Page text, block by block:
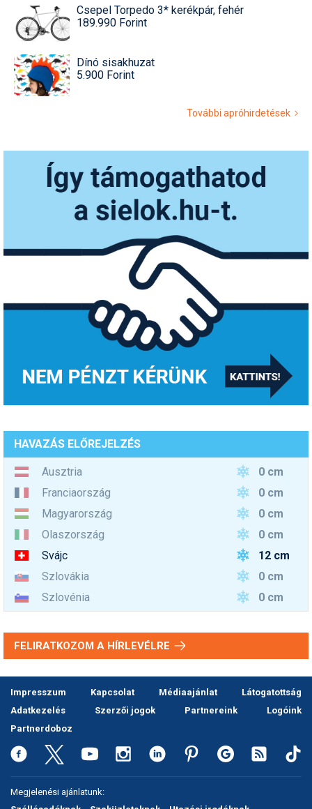
Csepel Torpedo 3* kerékpár, fehér
189.990 Forint
Dínó sisakhuzat
5.900 Forint
További apróhirdetések
HAVAZÁS ELŐREJELZÉS
Ausztria
0 cm
Franciaország
0 cm
Magyarország
0 cm
Olaszország
0 cm
Svájc
12 cm
Szlovákia
0 cm
Szlovénia
0 cm
FELIRATKOZOM A HÍRLEVÉLRE
Impresszum Kapcsolat Médiaajánlat
Látogatottság
Adatkezelés
Szerzői jogok Partnereink
Logóink
Partnerdoboz
Megjelenési ajánlatunk: